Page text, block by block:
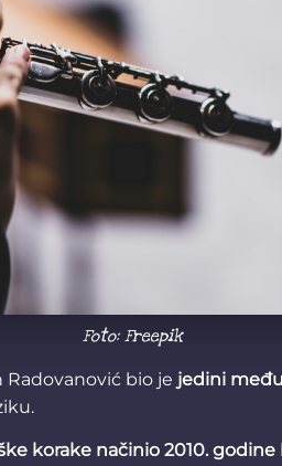
Foto: Freepik
Radovanović bio je jedini
korake načinio 2010. godine